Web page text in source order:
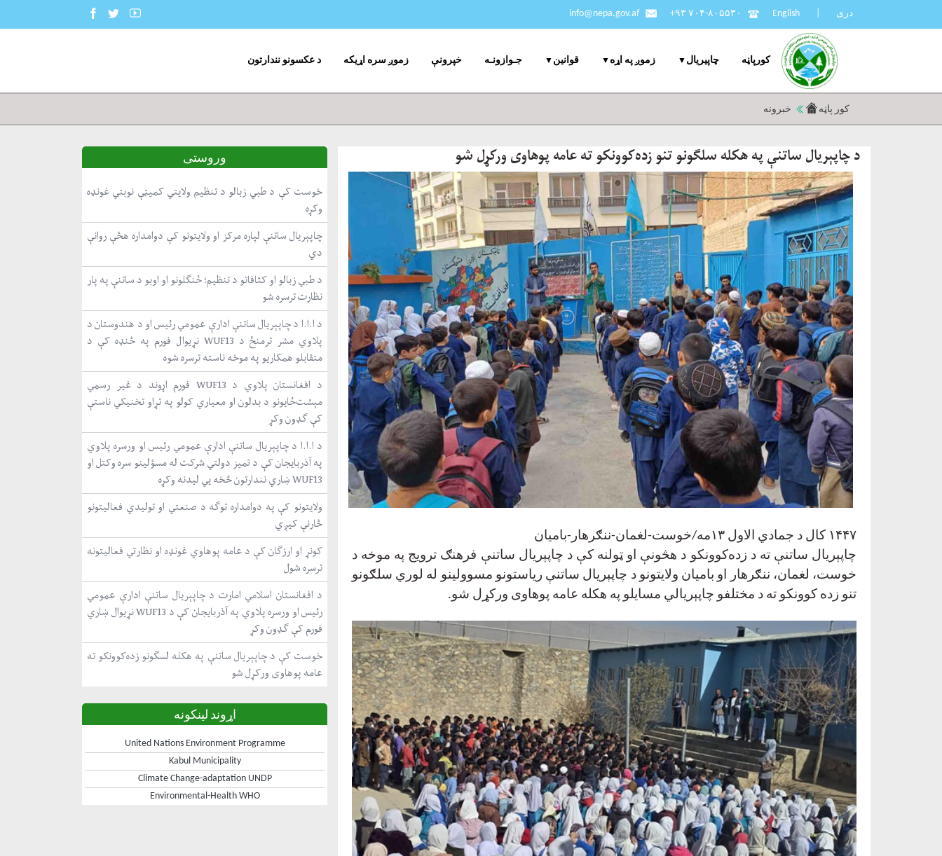
info@nepa.gov.af +۹۳ ۷۰۴-۸۰۵۵۳۰ English دری
د عکسونو نندارتون زموږ سره اړیکه خپرونې جـوازونـه قوانین زموږ په اړه چاپيریال کورپاڼه
خبرونه کور پاڼه
وروستی
خوست کې د طبي زبالو د تنظیم ولایتي کمیټې نوبتي غونډه
وکړه
چاپېریال ساتنې لپاره مرکز او ولایتونو کې دوامداره هڅې روانې
دي
د طبي زبالو او کثافاتو د تنظیم؛ ځنګلونو او اوبو د ساتنې په پار
نظارت ترسره شو
د ا.ا.ا د چاپېریال ساتنې ادارې عمومي رئیس او د هندوستان د
پلاوي مشر ترمنځ د WUF13 نړیوال فورم په څنډه کې د
متقابلو همکاریو په موخه ناسته ترسره شوه
د افغانستان پلاوي د WUF13 فورم اړوند د غیر رسمي
مېشت‌ځایونو د بدلون او معیاري کولو په تړاو تخنیکي ناستې
کې ګډون وکړ
د ا.ا.ا د چاپېریال ساتنې ادارې عمومي رئیس او ورسره پلاوي
په آذربایجان کې د تمیز دولتي شرکت له مسؤلینو سره وکتل او
WUF13 ښاري نندارتون څخه یي لیدنه وکړه
ولایتونو کې په دوامداره توګه د صنعتي او تولیدي فعالیتونو
څارنې کیږي
کونړ او ارزګان کې د عامه پوهاوي غونډه او نظارتي فعالیتونه
ترسره شول
د افغانستان اسلامي امارت د چاپېریال ساتنې ادارې عمومي
رئیس او ورسره پلاوي په آذربایجان کې د WUF13 نړیوال ښاري
فورم کې ګډون وکړ
خوست کې د چاپېریال ساتنې په هکله لسګونو زده‌کوونکو ته
عامه پوهاوی ورکړل شو
اړوند لینکونه
United Nations Environment Programme
Kabul Municipality
Climate Change-adaptation UNDP
Environmental-Health WHO
د چاپېریال ساتنې په هکله سلګونو تنو زده‌کوونکو ته عامه پوهاوی ورکړل شو
۱۴۴۷ کال د جمادي الاول ۱۳مه/خوست-لغمان-ننګرهار-بامیان
چاپېریال ساتنې ته د زده‌کوونکو د هڅونې او ټولنه کې د چاپېریال ساتنې فرهنګ ترویج په موخه د
خوست، لغمان، ننګرهار او بامیان ولایتونو د چاپېریال ساتنې ریاستونو مسوولینو له لوري سلګونو
تنو زده کوونکو ته د مختلفو چاپېریالي مسایلو په هکله عامه پوهاوی ورکړل شو.